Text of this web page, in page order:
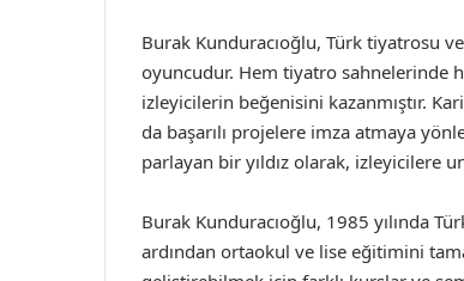
Burak Kunduracıoğlu, Türk tiyatrosu
oyuncudur. Hem tiyatro sahnelerinde
izleyicilerin beğenisini kazanmıştır.
da başarılı projelere imza atmaya
parlayan bir yıldız olarak, izleyicilere
Burak Kunduracıoğlu, 1985 yılında
ardından ortaokul ve lise eğitimini